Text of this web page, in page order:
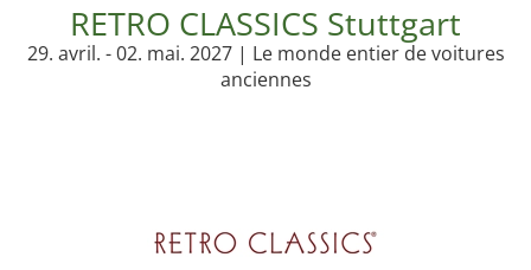
RETRO CLASSICS Stuttgart
29. avril. - 02. mai. 2027 | Le monde entier de voitures
anciennes